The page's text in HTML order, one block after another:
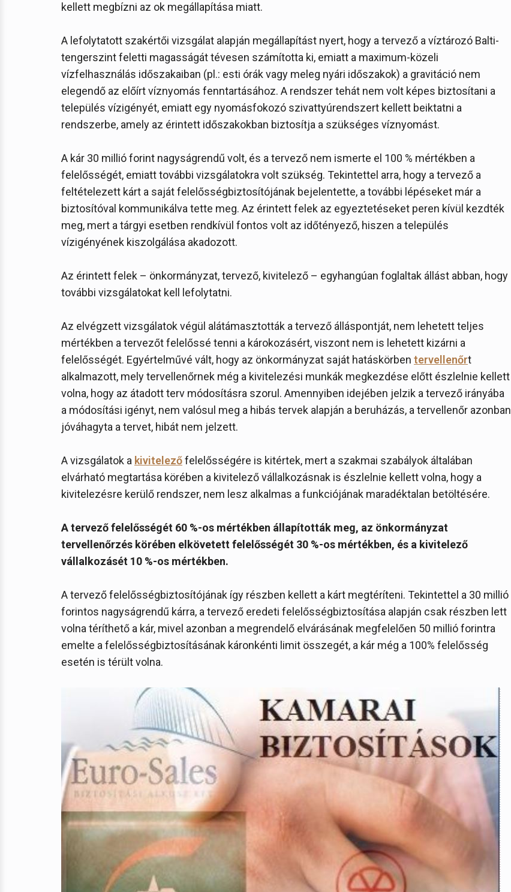
kellett megbízni az ok megállapítása miatt.
A lefolytatott szakértői vizsgálat alapján megállapítást nyert, hogy a tervező a víztározó Balti-
tengerszint feletti magasságát tévesen számította ki, emiatt a maximum-közeli
vízfelhasználás időszakaiban (pl.: esti órák vagy meleg nyári időszakok) a gravitáció nem
elegendő az előírt víznyomás fenntartásához. A rendszer tehát nem volt képes biztosítani a
település vízigényét, emiatt egy nyomásfokozó szivattyúrendszert kellett beiktatni a
rendszerbe, amely az érintett időszakokban biztosítja a szükséges víznyomást.
A kár 30 millió forint nagyságrendű volt, és a tervező nem ismerte el 100 % mértékben a
felelősségét, emiatt további vizsgálatokra volt szükség. Tekintettel arra, hogy a tervező a
feltételezett kárt a saját felelősségbiztosítójának bejelentette, a további lépéseket már a
biztosítóval kommunikálva tette meg. Az érintett felek az egyeztetéseket peren kívül kezdték
meg, mert a tárgyi esetben rendkívül fontos volt az időtényező, hiszen a település
vízigényének kiszolgálása akadozott.
Az érintett felek – önkormányzat, tervező, kivitelező – egyhangúan foglaltak állást abban, hogy
további vizsgálatokat kell lefolytatni.
Az elvégzett vizsgálatok végül alátámasztották a tervező álláspontját, nem lehetett teljes
mértékben a tervezőt felelőssé tenni a károkozásért, viszont nem is lehetett kizárni a
felelősségét. Egyértelművé vált, hogy az önkormányzat saját hatáskörben tervellenőrt
alkalmazott, mely tervellenőrnek még a kivitelezési munkák megkezdése előtt észlelnie kellett
volna, hogy az átadott terv módosításra szorul. Amennyiben idejében jelzik a tervező irányába
a módosítási igényt, nem valósul meg a hibás tervek alapján a beruházás, a tervellenőr azonban
jóváhagyta a tervet, hibát nem jelzett.
A vizsgálatok a kivitelezőfelelősségére is kitértek, mert a szakmai szabályok általában
elvárható megtartása körében a kivitelező vállalkozásnak is észlelnie kellett volna, hogy a
kivitelezésre kerülő rendszer, nem lesz alkalmas a funkciójának maradéktalan betöltésére.
A tervező felelősségét 60 %-os mértékben állapították meg, az önkormányzat
tervellenőrzés körében elkövetett felelősségét 30 %-os mértékben, és a kivitelező
vállalkozásét 10 %-os mértékben.
A tervező felelősségbiztosítójának így részben kellett a kárt megtéríteni. Tekintettel a 30 millió
forintos nagyságrendű kárra, a tervező eredeti felelősségbiztosítása alapján csak részben lett
volna téríthető a kár, mivel azonban a megrendelő elvárásának megfelelően 50 millió forintra
emelte a felelősségbiztosításának káronkénti limit összegét, a kár még a 100% felelősség
esetén is térült volna.